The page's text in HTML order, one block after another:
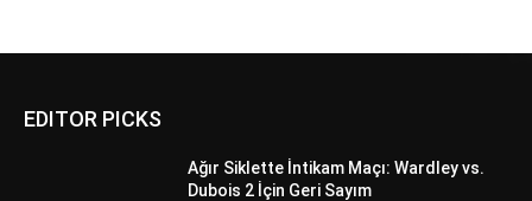
EDITOR PICKS
Ağır Siklette İntikam Maçı: Wardley vs.
Dubois 2 İçin Geri Sayım